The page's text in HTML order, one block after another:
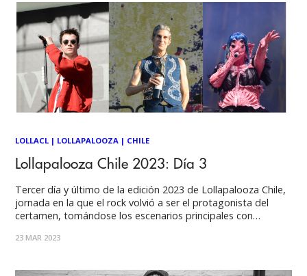
LOLLACL | LOLLAPALOOZA | CHILE
Lollapalooza Chile 2023: Día 3
Tercer día y último de la edición 2023 de Lollapalooza Chile,
jornada en la que el rock volvió a ser el protagonista del
certamen, tomándose los escenarios principales con
y la distorsión. Durante la tarde del domingo se dieron
23 MAR 2023